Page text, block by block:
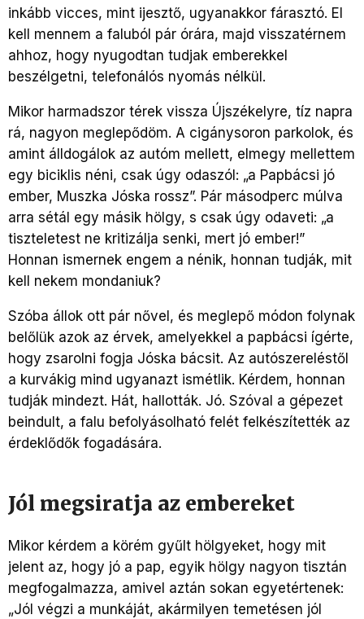
inkább vicces, mint ijesztő, ugyanakkor fárasztó. El
kell mennem a faluból pár órára, majd visszatérnem
ahhoz, hogy nyugodtan tudjak emberekkel
beszélgetni, telefonálós nyomás nélkül.
Mikor harmadszor térek vissza Újszékelyre, tíz napra
rá, nagyon meglepődöm. A cigánysoron parkolok, és
amint álldogálok az autóm mellett, elmegy mellettem
egy biciklis néni, csak úgy odaszól: „a Papbácsi jó
ember, Muszka Jóska rossz”. Pár másodperc múlva
arra sétál egy másik hölgy, s csak úgy odaveti: „a
tiszteletest ne kritizálja senki, mert jó ember!”
Honnan ismernek engem a nénik, honnan tudják, mit
kell nekem mondaniuk?
Szóba állok ott pár nővel, és meglepő módon folynak
belőlük azok az érvek, amelyekkel a papbácsi ígérte,
hogy zsarolni fogja Jóska bácsit. Az autószereléstől
a kurvákig mind ugyanazt ismétlik. Kérdem, honnan
tudják mindezt. Hát, hallották. Jó. Szóval a gépezet
beindult, a falu befolyásolható felét felkészítették az
érdeklődők fogadására.
Jól megsiratja az embereket
Mikor kérdem a körém gyűlt hölgyeket, hogy mit
jelent az, hogy jó a pap, egyik hölgy nagyon tisztán
megfogalmazza, amivel aztán sokan egyetértenek:
„Jól végzi a munkáját, akármilyen temetésen jól